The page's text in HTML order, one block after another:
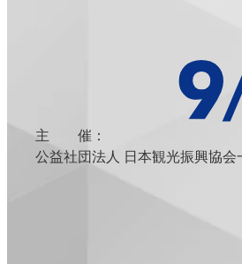
主 催：
公益社団法人 日本観光振興協会